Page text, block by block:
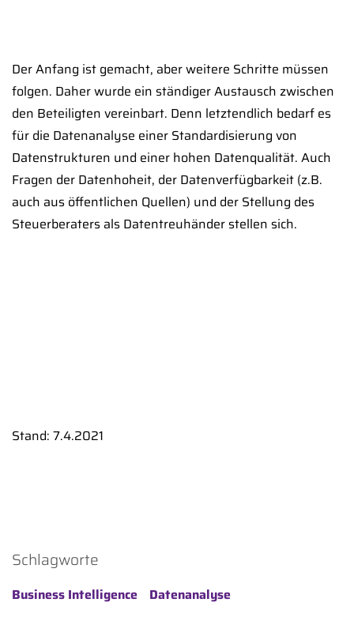
Der Anfang ist gemacht, aber weitere Schritte müssen
folgen. Daher wurde ein ständiger Austausch zwischen
den Beteiligten vereinbart. Denn letztendlich bedarf es
für die Datenanalyse einer Standardisierung von
Datenstrukturen und einer hohen Datenqualität. Auch
Fragen der Datenhoheit, der Datenverfügbarkeit (z.B.
auch aus öffentlichen Quellen) und der Stellung des
Steuerberaters als Datentreuhänder stellen sich.
Stand: 7.4.2021
Schlagworte
Business Intelligence Datenanalyse